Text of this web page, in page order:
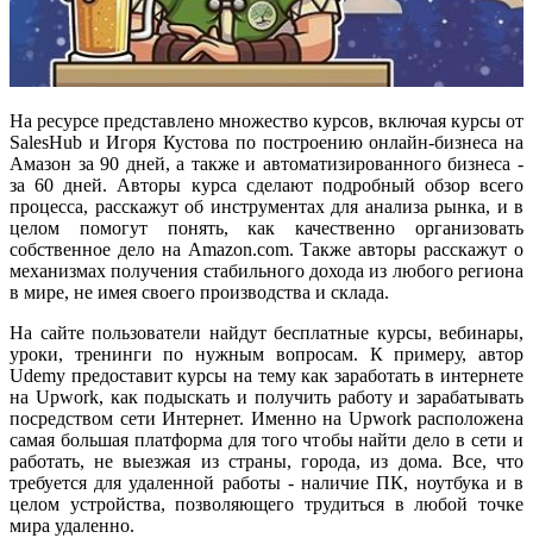
На ресурсе представлено множество курсов, включая курсы от
SalesHub и Игоря Кустова по построению онлайн-бизнеса на
Амазон за 90 дней, а также и автоматизированного бизнеса -
за 60 дней. Авторы курса сделают подробный обзор всего
процесса, расскажут об инструментах для анализа рынка, и в
целом помогут понять, как качественно организовать
собственное дело на Amazon.com. Также авторы расскажут о
механизмах получения стабильного дохода из любого региона
в мире, не имея своего производства и склада.
На сайте пользователи найдут бесплатные курсы, вебинары,
уроки, тренинги по нужным вопросам. К примеру, автор
Udemy предоставит курсы на тему как заработать в интернете
на Upwork, как подыскать и получить работу и зарабатывать
посредством сети Интернет. Именно на Upwork расположена
самая большая платформа для того чтобы найти дело в сети и
работать, не выезжая из страны, города, из дома. Все, что
требуется для удаленной работы - наличие ПК, ноутбука и в
целом устройства, позволяющего трудиться в любой точке
мира удаленно.